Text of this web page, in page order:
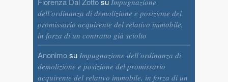
Impugnazione
dell’ordinanza di demolizione e posizione del
promissario acquirente del relativo immobile,
in forza di un contratto già sciolto
Anonimosu Impugnazione dell’ordinanza di
demolizione e posizione del promissario
acquirente del relativo immobile, in forza di un